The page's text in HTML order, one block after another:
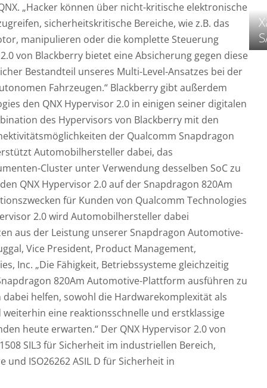
„Hacker können über nicht-kritische elektronische
sicherheitskritische Bereiche, wie z.B. das
manipulieren oder die komplette Steuerung
von Blackberry bietet eine Absicherung gegen diese
Bestandteil unseres Multi-Level-Ansatzes bei der
Fahrzeugen.“ Blackberry gibt außerdem
den QNX Hypervisor 2.0 in einigen seiner digitalen
des Hypervisors von Blackberry mit den
der Qualcomm Snapdragon
Automobilhersteller dabei, das
Cluster unter Verwendung desselben SoC zu
QNX Hypervisor 2.0 auf der Snapdragon 820Am
für Kunden von Qualcomm Technologies
2.0 wird Automobilhersteller dabei
aus der Leistung unserer Snapdragon Automotive-
Vice President, Product Management,
Inc. „Die Fähigkeit, Betriebssysteme gleichzeitig
820Am Automotive-Plattform ausführen zu
helfen, sowohl die Hardwarekomplexität als
eine reaktionsschnelle und erstklassige
heute erwarten.“ Der QNX Hypervisor 2.0 von
SIL3 für Sicherheit im industriellen Bereich,
ISO26262 ASIL D für Sicherheit in